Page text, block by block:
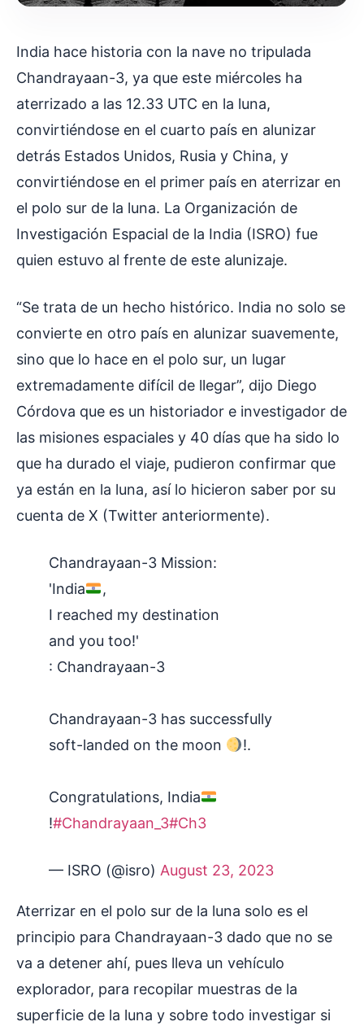
India hace historia con la nave no tripulada
Chandrayaan-3, ya que este miércoles ha
aterrizado a las 12.33 UTC en la luna,
convirtiéndose en el cuarto país en alunizar
detrás Estados Unidos, Rusia y China, y
convirtiéndose en el primer país en aterrizar en
el polo sur de la luna. La Organización de
Investigación Espacial de la India (ISRO) fue
quien estuvo al frente de este alunizaje.
“Se trata de un hecho histórico. India no solo se
convierte en otro país en alunizar suavemente,
sino que lo hace en el polo sur, un lugar
extremadamente difícil de llegar”, dijo Diego
Córdova que es un historiador e investigador de
las misiones espaciales y 40 días que ha sido lo
que ha durado el viaje, pudieron confirmar que
ya están en la luna, así lo hicieron saber por su
cuenta de X (Twitter anteriormente).
Chandrayaan-3 Mission:
'India
,
I reached my destination
and you too!'
: Chandrayaan-3
Chandrayaan-3 has successfully
soft-landed on the moon
!.
Congratulations, India
!#Chandrayaan_3#Ch3
— ISRO (@isro) August 23, 2023
Aterrizar en el polo sur de la luna solo es el
principio para Chandrayaan-3 dado que no se
va a detener ahí, pues lleva un vehículo
explorador, para recopilar muestras de la
superficie de la luna y sobre todo investigar si